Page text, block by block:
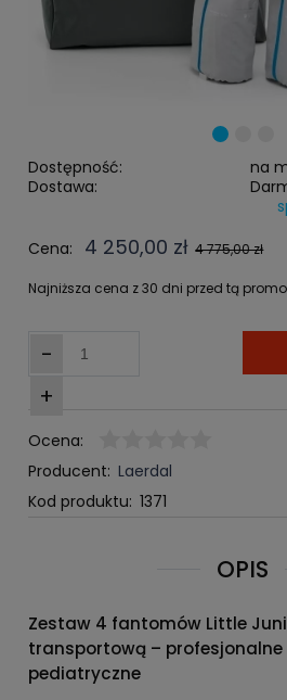
Dostępność:
na
Dostawa:
Cena nie zawiera ewentualnych
Cena:
4 250,00 zł 4 775,00 zł
Najniższa cena z 30 dni przed tą
-
+
Ocena:
Producent: Laerdal
Kod produktu: 1371
OPIS
Zestaw 4 fantomów Little
transportową – profesjonalne
pediatryczne